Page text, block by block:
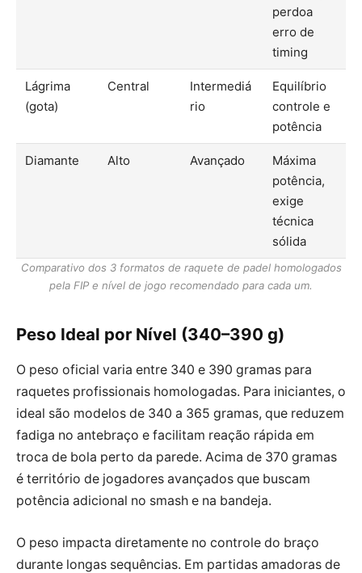
perdoa
erro de
timing
Lágrima
(gota)
Central
Intermediá
rio
Equilíbrio
controle e
potência
Diamante Alto Avançado
Máxima
potência,
exige
técnica
sólida
Comparativo dos 3 formatos de raquete de padel homologados
pela FIP e nível de jogo recomendado para cada um.
Peso Ideal por Nível (340–390 g)
O peso oficial varia entre 340 e 390 gramas para
raquetes profissionais homologadas. Para iniciantes, o
ideal são modelos de 340 a 365 gramas, que reduzem
fadiga no antebraço e facilitam reação rápida em
troca de bola perto da parede. Acima de 370 gramas
é território de jogadores avançados que buscam
potência adicional no smash e na bandeja.
O peso impacta diretamente no controle do braço
durante longas sequências. Em partidas amadoras de